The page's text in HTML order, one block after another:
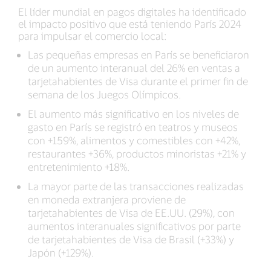
El líder mundial en pagos digitales ha identificado
el impacto positivo que está teniendo París 2024
para impulsar el comercio local:
Las pequeñas empresas en París se beneficiaron
de un aumento interanual del 26% en ventas a
tarjetahabientes de Visa durante el primer fin de
semana de los Juegos Olímpicos.
El aumento más significativo en los niveles de
gasto en París se registró en teatros y museos
con +159%, alimentos y comestibles con +42%,
restaurantes +36%, productos minoristas +21% y
entretenimiento +18%.
La mayor parte de las transacciones realizadas
en moneda extranjera proviene de
tarjetahabientes de Visa de EE.UU. (29%), con
aumentos interanuales significativos por parte
de tarjetahabientes de Visa de Brasil (+33%) y
Japón (+129%).